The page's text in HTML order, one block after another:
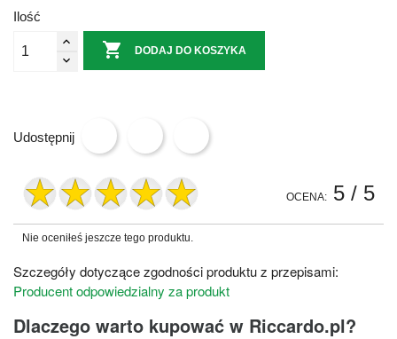
Ilość
 DODAJ DO KOSZYKA
Udostępnij
OCENA: 5 / 5
Nie oceniłeś jeszcze tego produktu.
Szczegóły dotyczące zgodności produktu z przepisami:
Producent odpowiedzialny za produkt
Dlaczego warto kupować w Riccardo.pl?